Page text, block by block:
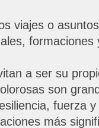
viajes o
formaciones
a ser su
son
fuerza
más